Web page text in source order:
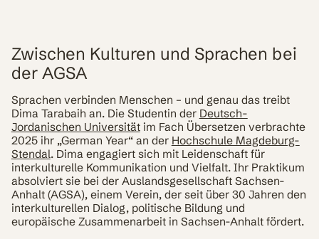
Zwischen Kulturen und Sprachen bei
der AGSA
Sprachen verbinden Menschen – und genau das treibt
Dima Tarabaih an. Die Studentin der Deutsch-
Jordanischen Universitätim Fach Übersetzen verbrachte
2025 ihr „German Year“ an der Hochschule Magdeburg-
Stendal. Dima engagiert sich mit Leidenschaft für
interkulturelle Kommunikation und Vielfalt. Ihr Praktikum
absolviert sie bei der Auslandsgesellschaft Sachsen-
Anhalt (AGSA), einem Verein, der seit über 30 Jahren den
interkulturellen Dialog, politische Bildung und
europäische Zusammenarbeit in Sachsen-Anhalt fördert.